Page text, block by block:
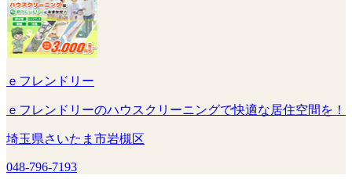
ｅフレンドリー
ｅフレンドリーのハウスクリーニングで快適な居住空間を！
埼玉県さいたま市岩槻区
048-796-7193